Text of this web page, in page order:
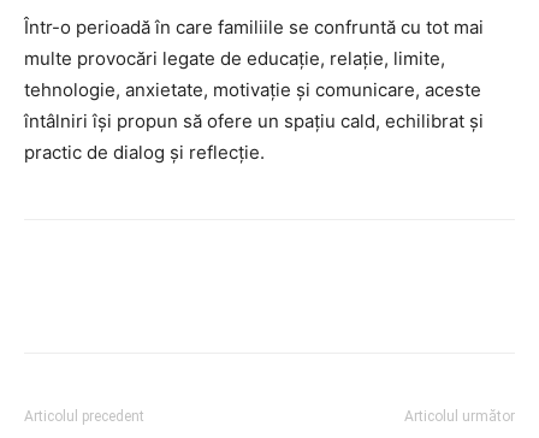
Într-o perioadă în care familiile se confruntă cu tot mai
multe provocări legate de educație, relație, limite,
tehnologie, anxietate, motivație și comunicare, aceste
întâlniri își propun să ofere un spațiu cald, echilibrat și
practic de dialog și reflecție.
Articolul precedent Articolul următor